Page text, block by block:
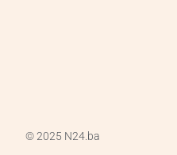
© 2025 N24.ba